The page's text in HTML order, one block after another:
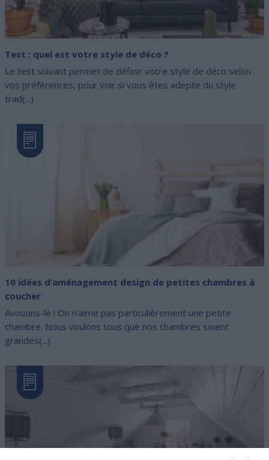
Test : quel est votre style de déco ?
Le test suivant permet de définir votre style de déco selon
vos préférences, pour voir si vous êtes adepte du style
trad(...)
10 idées d’aménagement design de petites chambres à
coucher
Avouons-le ! On n’aime pas particulièrement une petite
chambre. Nous voulons tous que nos chambres soient
grandes(...)